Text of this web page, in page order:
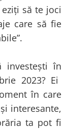
să te joci
care să fie
investești în
2023? Ei
în care
interesante,
ta pot fi